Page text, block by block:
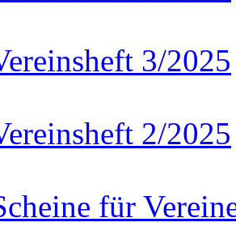
3/2025
2/2025
für